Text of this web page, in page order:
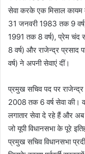
सेवा करके एक मिसाल कायम
31 जनवरी 1983 तक 9
1991 तक 8 वर्ष), प्रेम
8 वर्ष) और राजेन्द्र
वर्ष) ने अपनी सेवाएं दीं।
प्रमुख सचिव पद पर
2008 तक 6 वर्ष सेवा की।
लगातार सेवा दे रहे हैं और
जो यूपी विधानसभा के पूरे
प्रमुख सचिव विधानसभा